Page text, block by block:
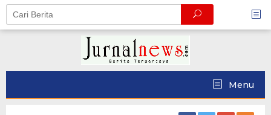
Skip
content
Menu